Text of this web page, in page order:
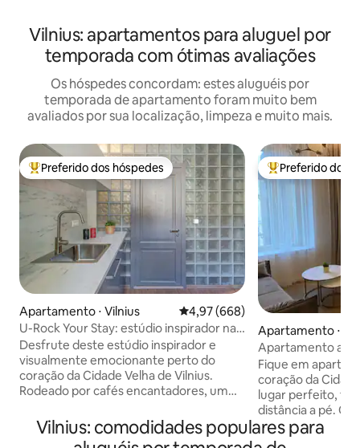
Vilnius: apartamentos para aluguel por
temporada com ótimas avaliações
Os hóspedes concordam: estes aluguéis por
temporada de apartamento foram muito bem
avaliados por sua localização, limpeza e muito mais.
Entre os melhores preferidos dos hóspedes
Preferido dos hóspedes
Apartamento ⋅ Vilnius 4,97 de uma avaliação média de
4,97 (668)
U-Rock Your Stay: estúdio inspirador na
cidade antiga
Desfrute deste estúdio inspirador e
visualmente emocionante perto do
coração da Cidade Velha de Vilnius.
Rodeado por cafés encantadores, um
acolhedores e um parque com uma
excelente vista sobre Vilnius, este
Entre os
Preferido dos
Apartamento ⋅
Apartamento
velha de Vilnius
Fique em
coração da
lugar perfeito,
distância a pé. O
totalmente
você precisa para
Vilnius: comodidades populares para